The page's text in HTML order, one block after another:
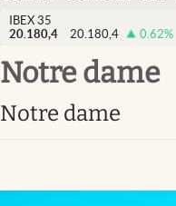
Criptomonedas
España
NOTICIAS
FINANZAS
EURO
IBEX 35
20.180,4
20.180,4 0.62%
notre dame
notre dame